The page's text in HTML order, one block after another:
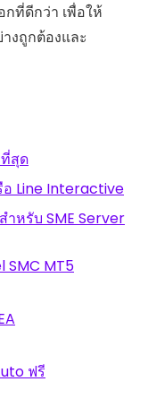
กที่ดีกว่า เพื่อให้
งถูกต้องและ
สุด
อ Line Interactive
ำหรับ SME Server
SMC MT5
ฟรี